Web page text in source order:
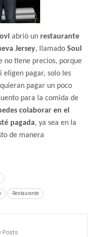
abrió un restaurante
Jersey, llamado Soul
no tiene precios, porque
eligen pagar, solo les
pagar un poco
para la comida de
colaborar en el
pagada, ya sea en la
de manera
Restaurante
Posts